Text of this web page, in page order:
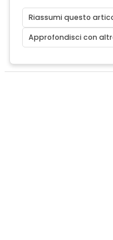
Riassumi questo
Approfondisci con